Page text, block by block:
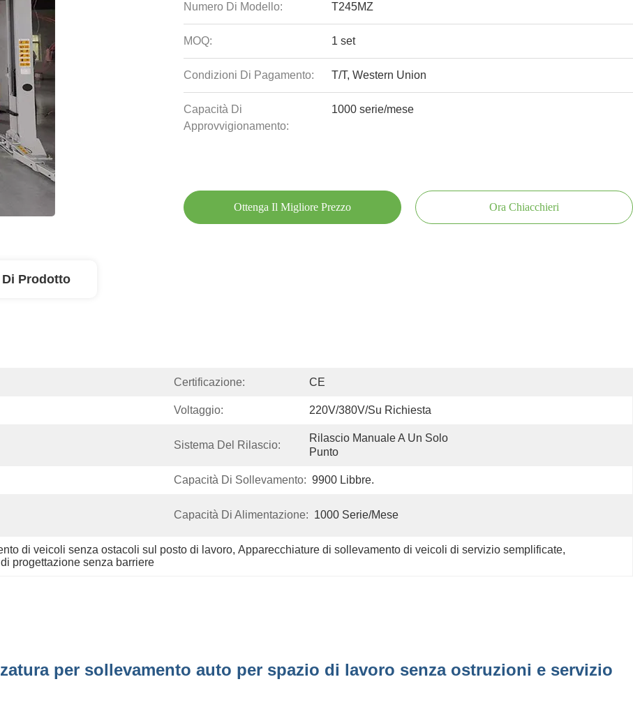
Numero Di Modello: T245MZ
MOQ: 1 set
Condizioni Di Pagamento: T/T, Western Union
Capacità Di
Approvvigionamento:
1000 serie/mese
Ottenga Il Migliore Prezzo Ora Chiacchieri
Prodotto
Certificazione: CE
Voltaggio: 220V/380V/su Richiesta
Sistema Del Rilascio:
Rilascio Manuale A Un Solo
Punto
Capacità Di Sollevamento: 9900 Libbre.
Capacità Di Alimentazione: 1000 Serie/mese
di veicoli senza ostacoli sul posto di lavoro, Apparecchiature di sollevamento di veicoli di servizio semplificate,
progettazione senza barriere
per sollevamento auto per spazio di lavoro senza ostruzioni e servizio